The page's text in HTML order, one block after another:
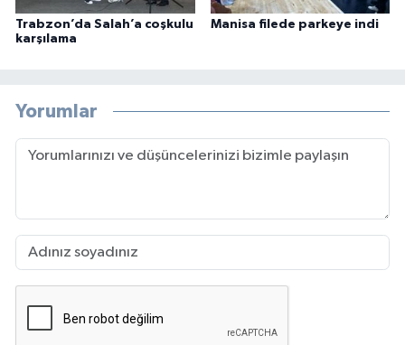
Trabzon’da Salah’a coşkulu
karşılama
Manisa filede parkeye indi
Yorumlar